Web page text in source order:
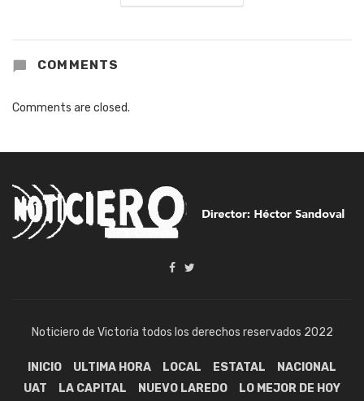
COMMENTS
Comments are closed.
Noticiero de Victoria todos los derechos reservados 2022
INICIO ULTIMA HORA LOCAL ESTATAL
NACIONAL
UAT
LA CAPITAL NUEVO LAREDO LO MEJOR DE HOY